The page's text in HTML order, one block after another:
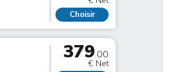
Choisir
379.00
€ Net